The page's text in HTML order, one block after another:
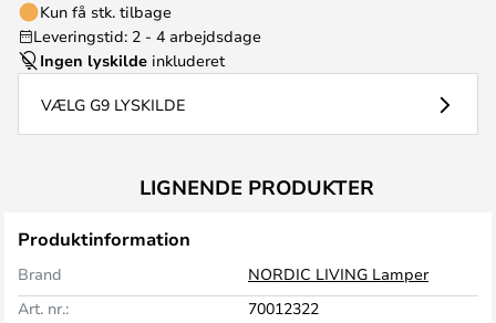
Kun få stk. tilbage
Leveringstid: 2 - 4 arbejdsdage
Ingen lyskilde inkluderet
VÆLG G9 LYSKILDE
LIGNENDE PRODUKTER
Produktinformation
Brand
NORDIC LIVING Lamper
Art. nr.:
70012322